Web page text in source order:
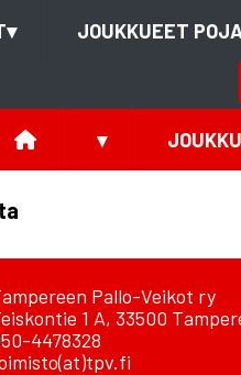
▾ JOUKKUEET
▾
Pallo-Veikot ry
1 A, 33500
4478328